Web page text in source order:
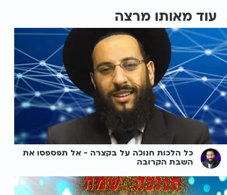
עוד מאותו מרצה
כל הלכות חנוכה על בקצרה - אל תפספסו את
השבת הקרובה